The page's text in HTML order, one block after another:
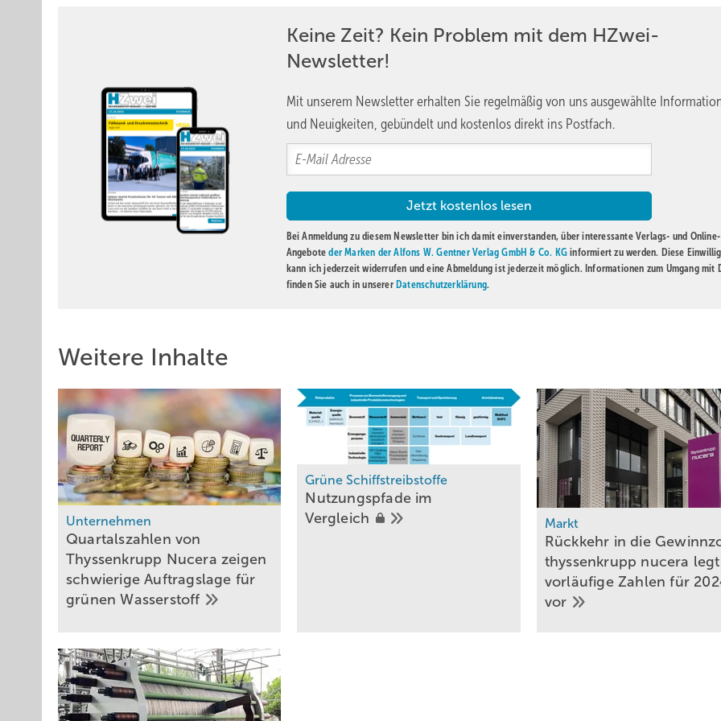
Laut Enertrag wird die Elektrolyse netzdienlich betrieben. Wenn Strom nicht im Netz aufgenommen werden kann, geht er in
müssen. Noch stehe dem die Regulatorik entgegen. Auch, wenn es das Ziel des Unternehmens sei, „auf keine Umdrehung zu
verzichten“, müssen derzeit noch Windräder abgeschaltet werden, inbesondere an verbrauchsärmeren Wochenenden, falls
viel Wind wehen sollte.
Über dem Wassertank des Elektrolyseurs befinden sich die Separatoren für Sauerstoff und Wasserstoff. Nach der Gasreinigung
Qualitätsprüfung gelangt der Wasserstoff in ein kleines Gasometer und dann in die Kompressoren zur Verdichtung. Bei einem
bis 40 bar wird er schließlich in den Röhrenspeichern vor der Halle zwischengelagert. Ihre Kapazität beträgt jeweils etwa 1,2
Megawattstunden; insgesamt ungefähr die Produktion einer Woche, erklärt Vollack.
Forschung & Entwicklung
Versuchsanlage koppelt
PEM-Elektrolyse mit
Wärmepumpe für
Fernwärme
Baden-Württemberg
„Wir können
Wasserstoffmobilität nicht ­
alleine zum Erfolg
Keine Zeit? Kein Problem mit dem HZwei-
Newsletter!
Mit unserem Newsletter erhalten Sie regelmäßig von uns ausgewählte
und Neuigkeiten, gebündelt und kostenlos direkt ins Postfach.
Bei Anmeldung zu diesem Newsletter bin ich damit einverstanden, über interessante Verlags- und Online-
Angeboteder Marken der Alfons W. Gentner Verlag GmbH & Co. KG informiert zu werden. Diese
kann ich jederzeit widerrufen und eine Abmeldung ist jederzeit möglich. Informationen zum Umgang mit
finden Sie auch in unserer Datenschutzerklärung.
Weitere Inhalte
Unternehmen
Quartalszahlen von
Thyssenkrupp Nucera zeigen
schwierige Auftragslage für
grünenWasserstoff
Grüne Schiffstreibstoffe
Nutzungspfade im
Vergleich
Markt
Rückkehr in die
thyssenkrupp nucera legt
vorläufige Zahlen für
vor